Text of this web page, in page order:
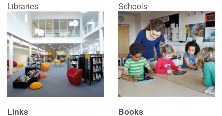
Libraries Schools
Links
Books